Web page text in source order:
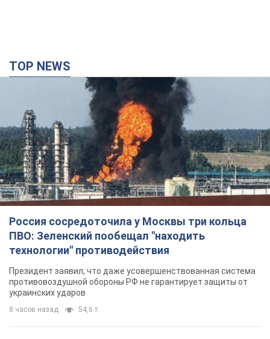
TOP NEWS
Россия сосредоточила у Москвы три кольца
ПВО: Зеленский пообещал "находить
технологии" противодействия
Президент заявил, что даже усовершенствованная система
противовоздушной обороны РФ не гарантирует защиты от
украинских ударов
8 часов назад 54,6 т.